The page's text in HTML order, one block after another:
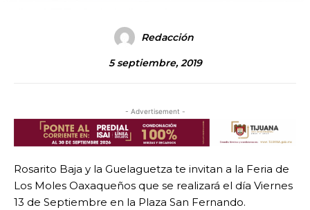
Redacción
5 septiembre, 2019
- Advertisement -
Rosarito Baja y la Guelaguetza te invitan a la Feria de
Los Moles Oaxaqueños que se realizará el día Viernes
13 de Septiembre en la Plaza San Fernando.